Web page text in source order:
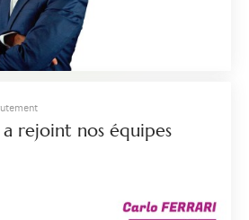
a rejoint nos équipes